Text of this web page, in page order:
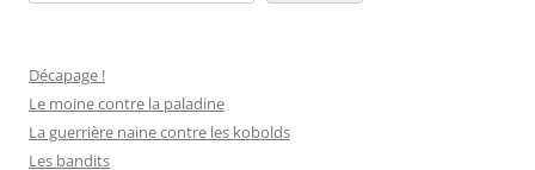
Décapage !
Le moine contre la paladine
La guerrière naine contre les kobolds
Les bandits